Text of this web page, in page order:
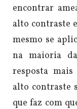
encontrar
alto contraste
mesmo se
na maioria
resposta
alto contraste
que faz com